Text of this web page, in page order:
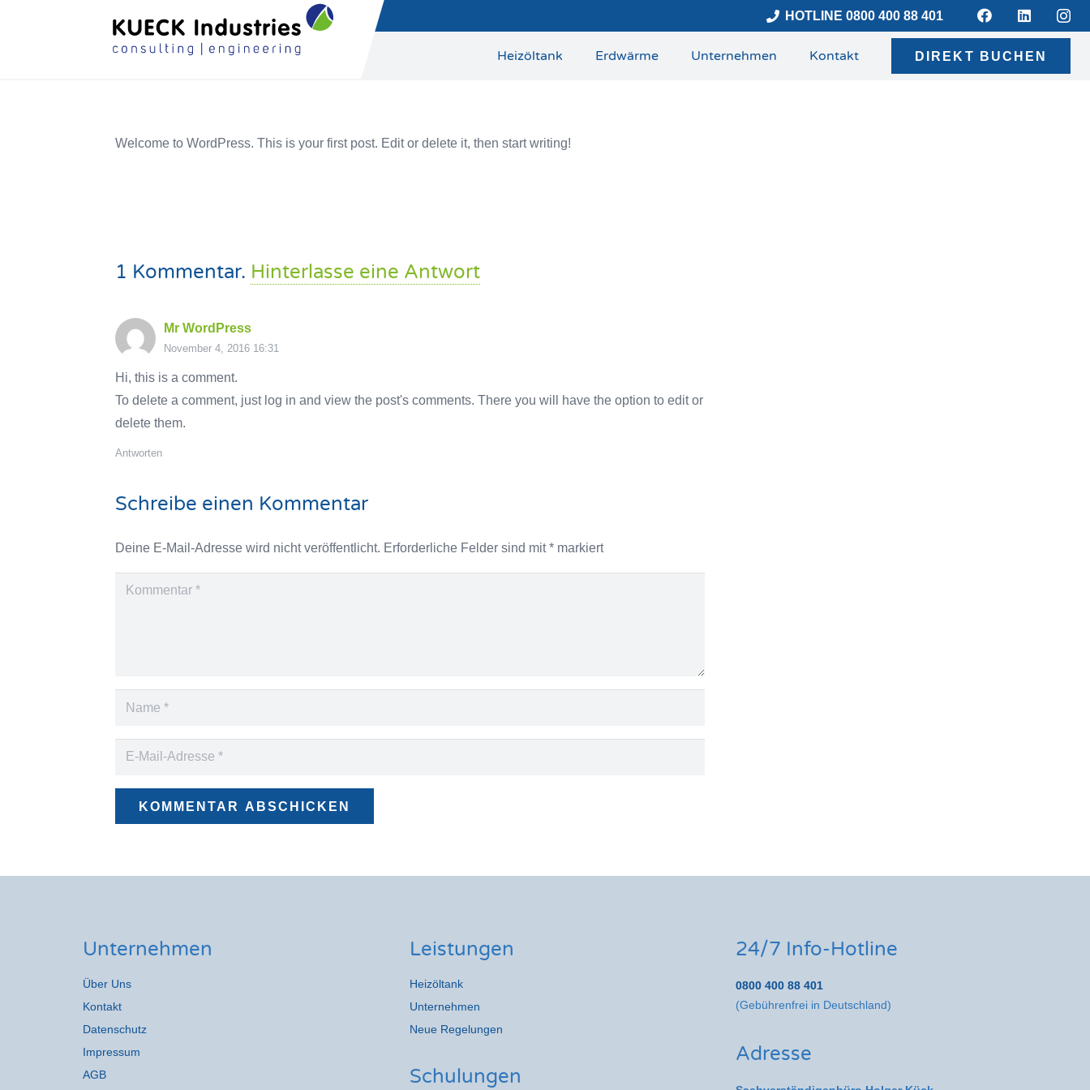
HOTLINE 0800 400 88 401
Heizöltank Erdwärme Unternehmen Kontakt DIREKT BUCHEN
Welcome to WordPress. This is your first post. Edit or delete it, then start writing!
1 Kommentar. Hinterlasse eine Antwort
Mr WordPress
November 4, 2016 16:31
Hi, this is a comment.
To delete a comment, just log in and view the post's comments. There you will have the option to edit or
delete them.
Antworten
Schreibe einen Kommentar
Deine E-Mail-Adresse wird nicht veröffentlicht. Erforderliche Felder sind mit* markiert
KOMMENTAR ABSCHICKEN
Unternehmen
Über Uns
Kontakt
Datenschutz
Impressum
AGB
Leistungen
Heizöltank
Unternehmen
Neue Regelungen
Schulungen
24/7 Info-Hotline
0800 400 88 401
(Gebührenfrei in Deutschland)
Adresse